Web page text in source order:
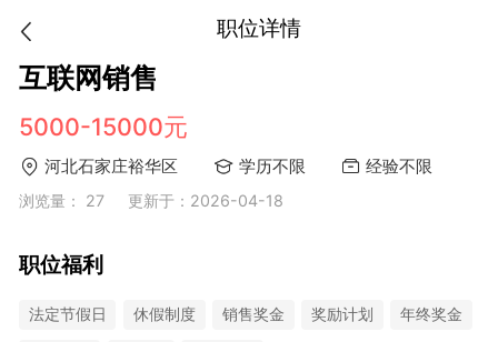
职位详情
互联网销售
5000-15000元
河北石家庄裕华区 学历不限 经验不限
浏览量： 27 更新于：2026-04-18
职位福利
法定节假日 休假制度 销售奖金 奖励计划 年终奖金